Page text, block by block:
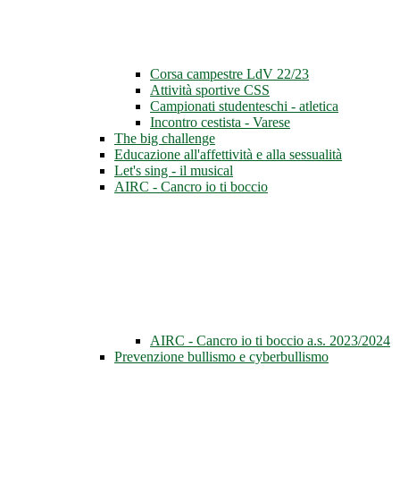
Corsa campestre LdV 22/23
Attività sportive CSS
Campionati studenteschi - atletica
Incontro cestista - Varese
The big challenge
Educazione all'affettività e alla sessualità
Let's sing - il musical
AIRC - Cancro io ti boccio
AIRC - Cancro io ti boccio a.s. 2023/2024
Prevenzione bullismo e cyberbullismo